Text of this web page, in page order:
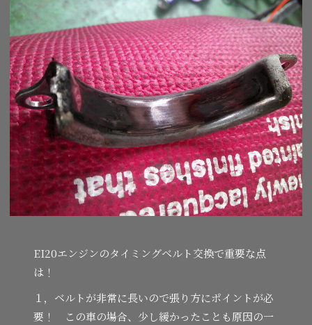
EI20エンジンのタイミングベルト交換で重要な点
は！
１，ベルトが非常に長いので張り方にポイントが必
要！ この車の場合、少し緩かったことも原因の一